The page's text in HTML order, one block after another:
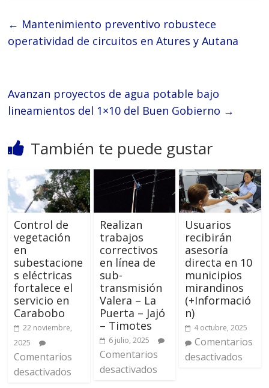
← Mantenimiento preventivo robustece
operatividad de circuitos en Atures y Autana
Avanzan proyectos de agua potable bajo
lineamientos del 1×10 del Buen Gobierno →
También te puede gustar
Control de
vegetación
en
subestacione
s eléctricas
fortalece el
servicio en
Carabobo
22 noviembre,
2025
Comentarios
desactivados
Realizan
trabajos
correctivos
en línea de
sub-
transmisión
Valera – La
Puerta – Jajó
– Timotes
6 julio, 2025
Comentarios
desactivados
Usuarios
recibirán
asesoría
directa en 10
municipios
mirandinos
(+Informació
n)
4 octubre, 2025
Comentarios
desactivados